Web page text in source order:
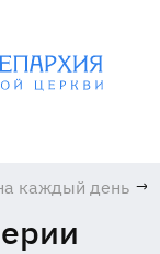
каждый день →